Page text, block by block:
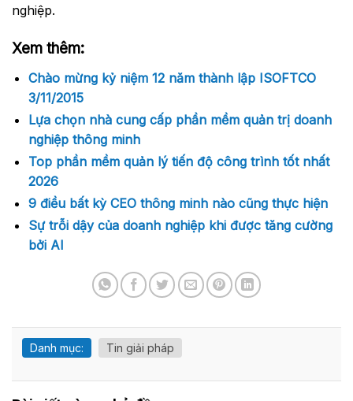
nghiệp.
Xem thêm:
Chào mừng kỷ niệm 12 năm thành lập ISOFTCO
3/11/2015
Lựa chọn nhà cung cấp phần mềm quản trị doanh
nghiệp thông minh
Top phần mềm quản lý tiến độ công trình tốt nhất
2026
9 điều bất kỳ CEO thông minh nào cũng thực hiện
Sự trỗi dậy của doanh nghiệp khi được tăng cường
bởi AI
Danh mục: Tin giải pháp